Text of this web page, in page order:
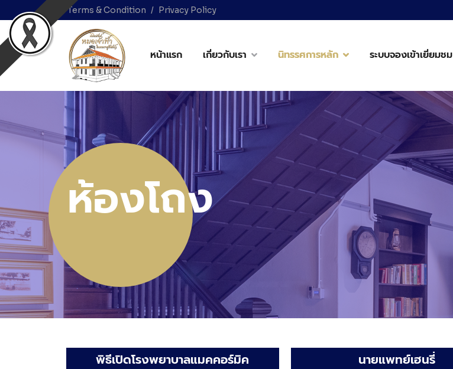
Terms & Condition Privacy Policy
หน้าแรก เกี่ยวกับเรา นิทรรศการหลัก ระบบจองเข้าเยี่ยมชม
ห้องโถง
พิธีเปิดโรงพยาบาลแมคคอร์มิค นายแพทย์เฮนรี่